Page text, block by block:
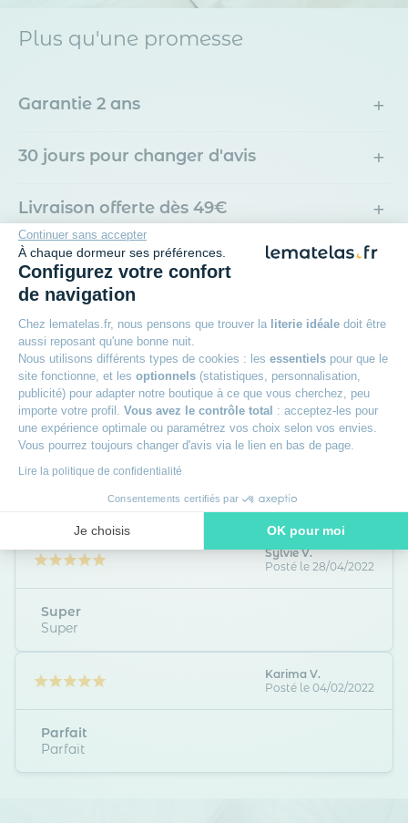
Continuer sans accepter
À chaque dormeur ses préférences.
Configurez votre confort
de navigation
Chez lematelas.fr, nous pensons que trouver la literie idéale doit être
aussi reposant qu'une bonne nuit.
Nous utilisons différents types de cookies : les essentiels pour que le
site fonctionne, et les optionnels (statistiques, personnalisation,
publicité) pour adapter notre boutique à ce que vous cherchez, peu
importe votre profil. Vous avez le contrôle total : acceptez-les pour
une expérience optimale ou paramétrez vos choix selon vos envies.
Vous pourrez toujours changer d'avis via le lien en bas de page.
Lire la politique de confidentialité
Consentements certifiés par
Je choisis OK pour moi
Axeptio consent
Plateforme de Gestion du Consentement : Personnalisez vos
Notre plateforme vous permet d'adapter et de gérer vos
Plus qu'une promesse
Garantie 2 ans +
30 jours pour changer d'avis +
Livraison offerte dès 49€ +
Livraison à domicile ou en point relais +
+
Avis des clients
Protège matelas bouclette coton
imperméable absorbant respirant et
silencieux
Sylvie V.
Posté le 28/04/2022
Super
Super
Karima V.
Posté le 04/02/2022
Parfait
Parfait